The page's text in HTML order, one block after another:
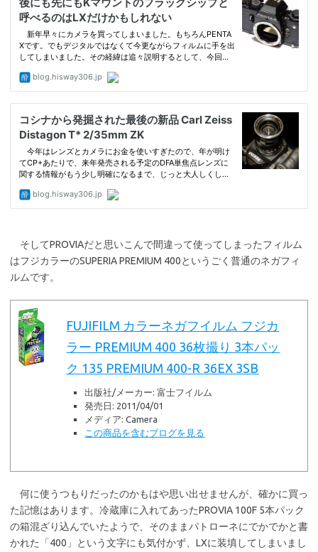
そしてPROVIAだと思いこんで間違って使ってしまったフィルム
はフジカラーのSUPERIA PREMIUM 400というごく普通のネガフィ
ルムです。
FUJIFILM カラーネガフイルム フジカ
ラー PREMIUM 400 36枚撮り 3本パッ
ク 135 PREMIUM 400-R 36EX 3SB
出版社/メーカー: 富士フイルム
発売日: 2011/04/01
メディア: Camera
この商品を含むブログを見る
何に使うつもりだったのかもはや思い出せませんが、確かに買っ
た記憶はあります。冷蔵庫に入れてあったPROVIA 100F 5本パック
の箱混ざり込んでいたようで、そのままパトローネにでかでかと書
かれた「400」という文字にも気付かず、LXに装填してしまいまし